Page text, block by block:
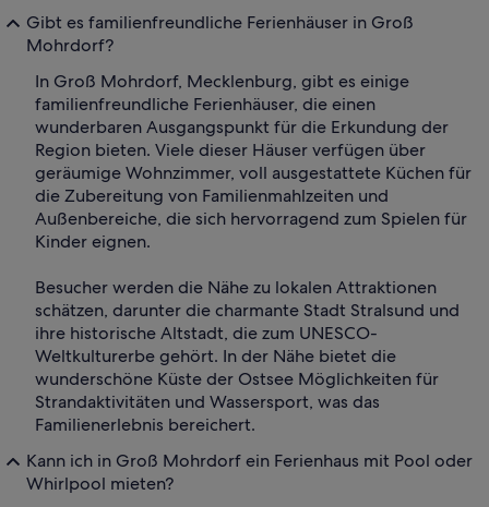
Gibt es familienfreundliche Ferienhäuser in Groß
Mohrdorf?
In Groß Mohrdorf, Mecklenburg, gibt es einige
familienfreundliche Ferienhäuser, die einen
wunderbaren Ausgangspunkt für die Erkundung der
Region bieten. Viele dieser Häuser verfügen über
geräumige Wohnzimmer, voll ausgestattete Küchen für
die Zubereitung von Familienmahlzeiten und
Außenbereiche, die sich hervorragend zum Spielen für
Kinder eignen.
Besucher werden die Nähe zu lokalen Attraktionen
schätzen, darunter die charmante Stadt Stralsund und
ihre historische Altstadt, die zum UNESCO-
Weltkulturerbe gehört. In der Nähe bietet die
wunderschöne Küste der Ostsee Möglichkeiten für
Strandaktivitäten und Wassersport, was das
Familienerlebnis bereichert.
Kann ich in Groß Mohrdorf ein Ferienhaus mit Pool oder
Whirlpool mieten?